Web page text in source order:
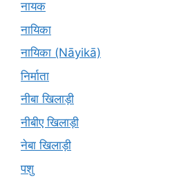
नायक
नायिका
नायिका (Nāyikā)
निर्माता
नीबा खिलाड़ी
नीबीए खिलाड़ी
नेबा खिलाड़ी
पशु